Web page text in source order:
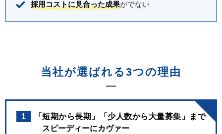
採用コストに見合った成果がでない
当社が選ばれる3つの理由
1
「短期から長期」「少人数から大量募集」まで
スピーディーにカヴァー